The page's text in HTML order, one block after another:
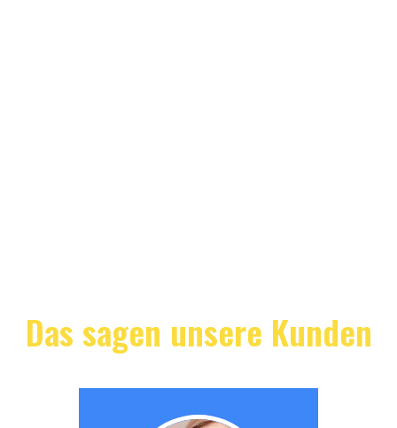
Das sagen unsere Kunden